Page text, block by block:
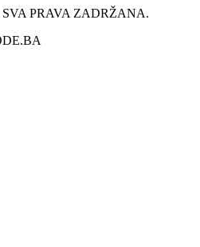
SVA PRAVA ZADRŽANA.